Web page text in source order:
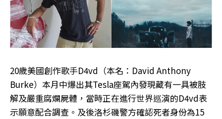
20歲美國創作歌手D4vd（本名：David Anthony
Burke）本月中爆出其Tesla座駕內發現藏有一具被肢
解及嚴重腐爛屍體，當時正在進行世界巡演的D4vd表
示願意配合調查。及後洛杉磯警方確認死者身份為15